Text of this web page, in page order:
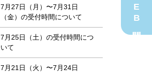
WEB問診
7月27日（月）〜7月31日
（金）の受付時間について
7月25日（土）の受付時間につ
いて
7月21日（火）〜7月24日